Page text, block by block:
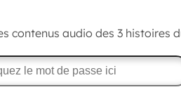
contenus audio des 3 histoires